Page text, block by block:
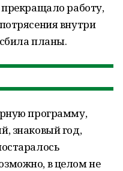
работу,
внутри
планы.
программу,
знаковый год,
в целом не